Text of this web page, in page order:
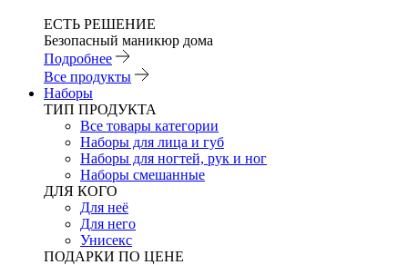
ЕСТЬ РЕШЕНИЕ
Безопасный маникюр дома
Подробнее
Все продукты
Наборы
ТИП ПРОДУКТА
Все товары категории
Наборы для лица и губ
Наборы для ногтей, рук и ног
Наборы смешанные
ДЛЯ КОГО
Для неё
Для него
Унисекс
ПОДАРКИ ПО ЦЕНЕ